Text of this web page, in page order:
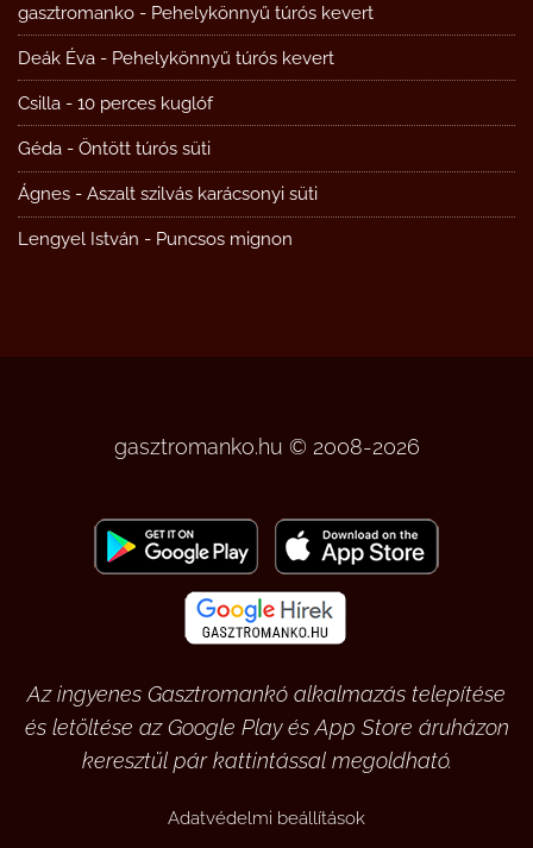
gasztromanko - Pehelykönnyű túrós kevert
Deák Éva - Pehelykönnyű túrós kevert
Csilla - 10 perces kuglóf
Géda - Öntött túrós süti
Ágnes - Aszalt szilvás karácsonyi süti
Lengyel István - Puncsos mignon
gasztromanko.hu © 2008-2026
Az ingyenes Gasztromankó alkalmazás telepítése
és letöltése az Google Play és App Store áruházon
keresztül pár kattintással megoldható.
Adatvédelmi beállítások